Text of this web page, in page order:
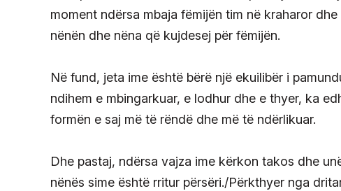
moment ndërsa mbaja fëmijën tim në kraharor
nënën dhe nëna që kujdesej për fëmijën.
Në fund, jeta ime është bërë një ekuilibër i
ndihem e mbingarkuar, e lodhur dhe e thyer, ka
formën e saj më të rëndë dhe më të ndërlikuar.
Dhe pastaj, ndërsa vajza ime kërkon takos dhe
nënës sime është rritur përsëri./Përkthyer nga